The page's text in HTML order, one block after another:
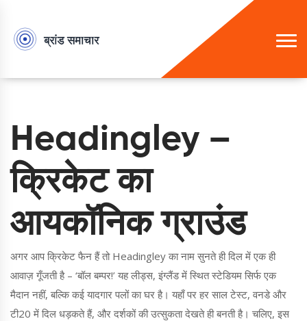
Headingley –
क्रिकेट का
आयकॉनिक ग्राउंड
अगर आप क्रिकेट फैन हैं तो Headingley का नाम सुनते ही दिल में एक ही
आवाज़ गूँजती है – ‘बॉल बम्पर!’ यह लीड्स, इंग्लैंड में स्थित स्टेडियम सिर्फ एक
मैदान नहीं, बल्कि कई यादगार पलों का घर है। यहाँ पर हर साल टेस्ट, वनडे और
टी20 में दिल धड़कते हैं, और दर्शकों की उत्सुकता देखते ही बनती है। चलिए, इस